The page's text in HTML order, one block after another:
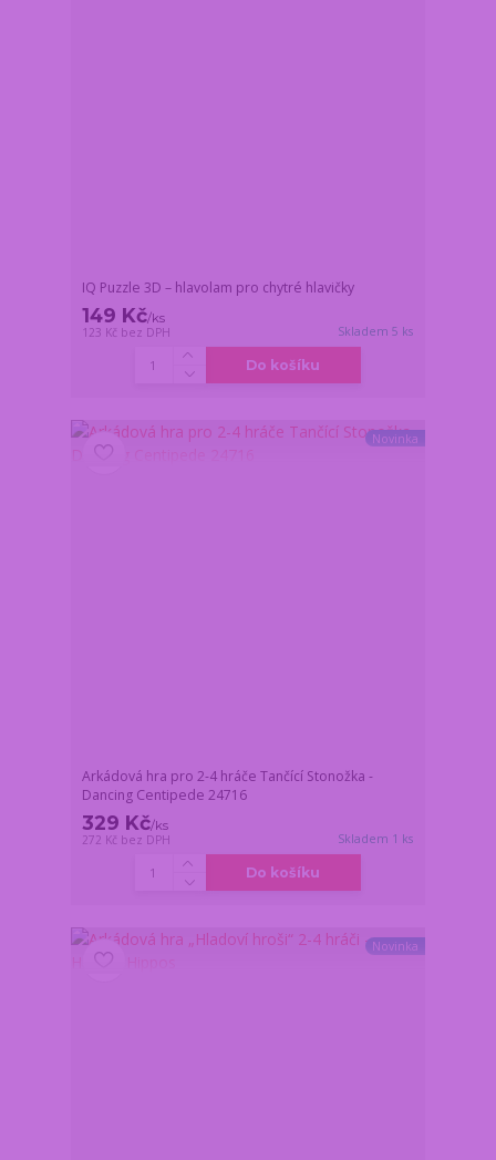
IQ Puzzle 3D – hlavolam pro chytré hlavičky
149 Kč/ks
123 Kč bez DPH Skladem 5 ks
Do košíku
Novinka
Arkádová hra pro 2-4 hráče Tančící Stonožka -
Dancing Centipede 24716
329 Kč/ks
272 Kč bez DPH Skladem 1 ks
Do košíku
Novinka